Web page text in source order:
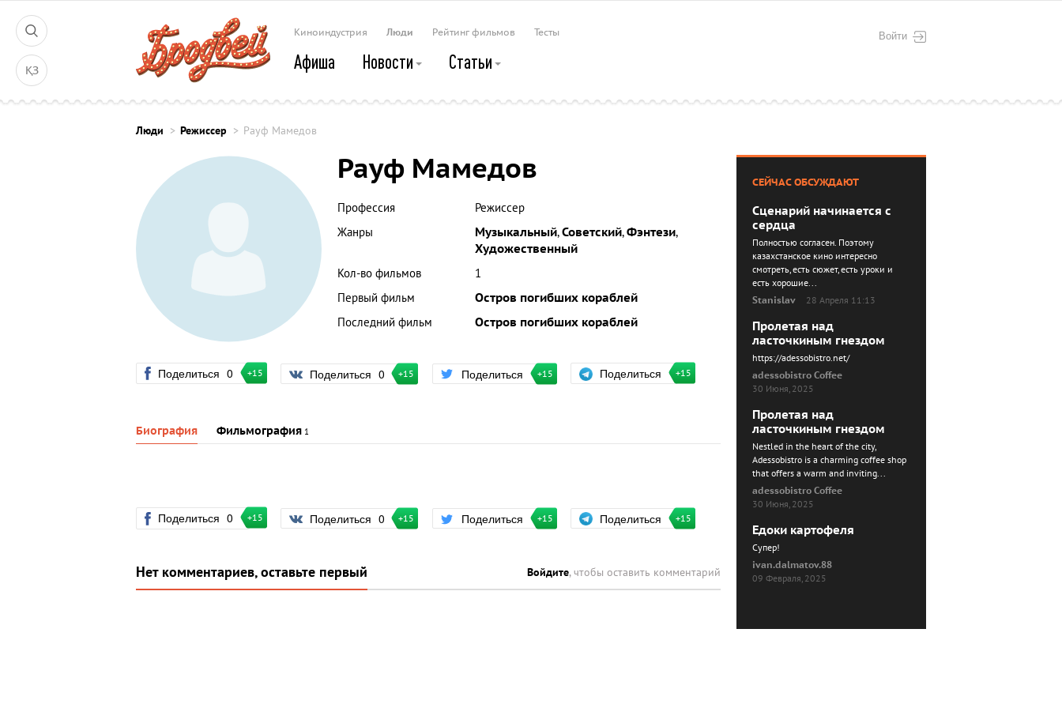
ҚЗ
Войти
Киноиндустрия Люди Рейтинг фильмов Тесты
Афиша Новости Статьи
Люди Режиссер Рауф Мамедов
Рауф Мамедов
Профессия
Режиссер
Жанры
Музыкальный,Советский,Фэнтези,
Художественный
Кол-во фильмов
1
Первый фильм
Остров погибших кораблей
Последний фильм
Остров погибших кораблей
Поделиться 0 +15 Поделиться 0 +15 Поделиться +15 Поделиться +15
Биография Фильмография 1
Поделиться 0 +15 Поделиться 0 +15 Поделиться +15 Поделиться +15
Нет комментариев, оставьте первый Войдите, чтобы оставить комментарий
СЕЙЧАС ОБСУЖДАЮТ
Сценарий начинается с
сердца
Полностью согласен. Поэтому
казахстанское кино интересно
смотреть, есть сюжет, есть уроки и
есть хорошие...
Stanislav
28 Апреля 11:13
Пролетая над
ласточкиным гнездом
https://adessobistro.net/
adessobistro Coffee
30 Июня, 2025
Пролетая над
ласточкиным гнездом
Nestled in the heart of the city,
Adessobistro is a charming coffee shop
that offers a warm and inviting...
adessobistro Coffee
30 Июня, 2025
Едоки картофеля
Cупер!
ivan.dalmatov.88
09 Февраля, 2025